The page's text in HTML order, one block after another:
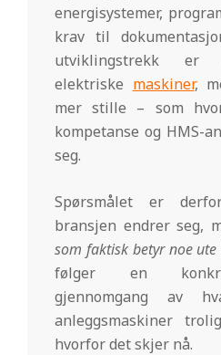
energisystemer,
krav til
utviklingstrekk er
elektriske maskiner,
mer stille – som
kompetanse og HMS-
seg.
Spørsmålet er
bransjen endrer seg,
som faktisk betyr noe
følger en
gjennomgang av
anleggsmaskiner
hvorfor det skjer nå.